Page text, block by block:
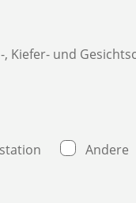
, Kiefer- und
Andere